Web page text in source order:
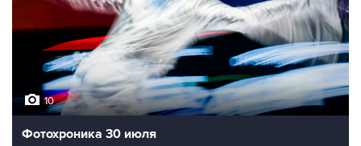
10
Фотохроника 30 июля